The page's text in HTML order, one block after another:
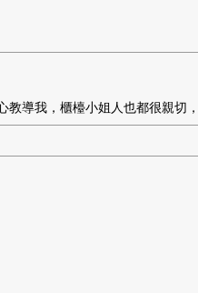
導我，櫃檯小姐人也都很親切